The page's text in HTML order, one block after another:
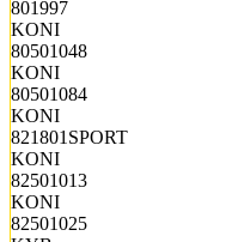
801997
KONI
80501048
KONI
80501084
KONI
821801SPORT
KONI
82501013
KONI
82501025